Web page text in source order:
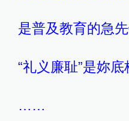
是普及教育的急
“礼义廉耻”是妳底
……